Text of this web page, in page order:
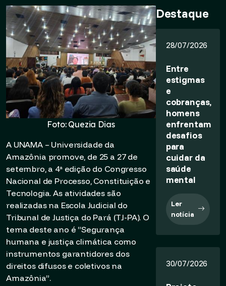
Foto: Quezia Dias
A UNAMA – Universidade da
Amazônia promove, de 25 a 27 de
setembro, a 4ª edição do Congresso
Nacional de Processo, Constituição e
Tecnologia. As atividades são
realizadas na Escola Judicial do
Tribunal de Justiça do Pará (TJ-PA). O
tema deste ano é “Segurança
humana e justiça climática como
instrumentos garantidores dos
direitos difusos e coletivos na
Amazônia”.
Destaque
28/07/2026
Entre
estigmas
e
cobranças,
homens
enfrentam
desafios
para
cuidar da
saúde
mental
Ler
notícia
30/07/2026